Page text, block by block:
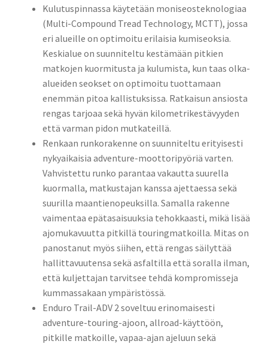
Kulutuspinnassa käytetään moniseosteknologiaa
(Multi-Compound Tread Technology, MCTT), jossa
eri alueille on optimoitu erilaisia kumiseoksia.
Keskialue on suunniteltu kestämään pitkien
matkojen kuormitusta ja kulumista, kun taas olka-
alueiden seokset on optimoitu tuottamaan
enemmän pitoa kallistuksissa. Ratkaisun ansiosta
rengas tarjoaa sekä hyvän kilometrikestävyyden
että varman pidon mutkateillä.
Renkaan runkorakenne on suunniteltu erityisesti
nykyaikaisia adventure-moottoripyöriä varten.
Vahvistettu runko parantaa vakautta suurella
kuormalla, matkustajan kanssa ajettaessa sekä
suurilla maantienopeuksilla. Samalla rakenne
vaimentaa epätasaisuuksia tehokkaasti, mikä lisää
ajomukavuutta pitkillä touringmatkoilla. Mitas on
panostanut myös siihen, että rengas säilyttää
hallittavuutensa sekä asfaltilla että soralla ilman,
että kuljettajan tarvitsee tehdä kompromisseja
kummassakaan ympäristössä.
Enduro Trail-ADV 2 soveltuu erinomaisesti
adventure-touring-ajoon, allroad-käyttöön,
pitkille matkoille, vapaa-ajan ajeluun sekä